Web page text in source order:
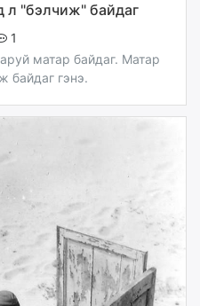
л "бэлчиж" байдаг
1
матар байдаг. Матар
байдаг гэнэ.